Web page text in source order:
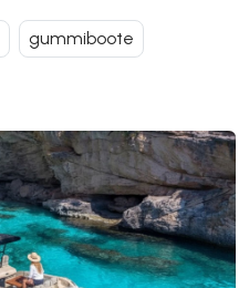
gummiboote